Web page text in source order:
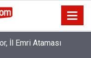
İl Emri Ataması